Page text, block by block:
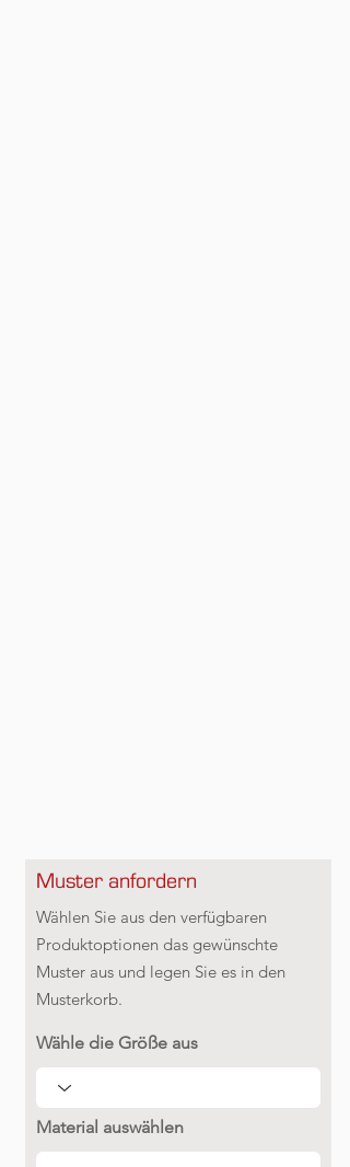
Muster anfordern
Wählen Sie aus den verfügbaren
Produktoptionen das gewünschte
Muster aus und legen Sie es in den
Musterkorb.
Wähle die Größe aus
Material auswählen